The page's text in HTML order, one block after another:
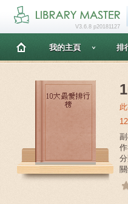
V3.6.8 p20181127
我的主頁 排